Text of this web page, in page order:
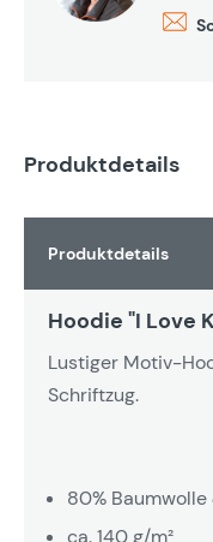
Produktdetails
Produktdetails
Hoodie "I Love
Lustiger Motiv-
Schriftzug.
80%
ca. 140 g/m²